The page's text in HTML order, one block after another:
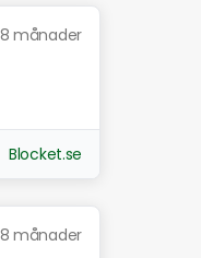
8 månader
Blocket.se
8 månader